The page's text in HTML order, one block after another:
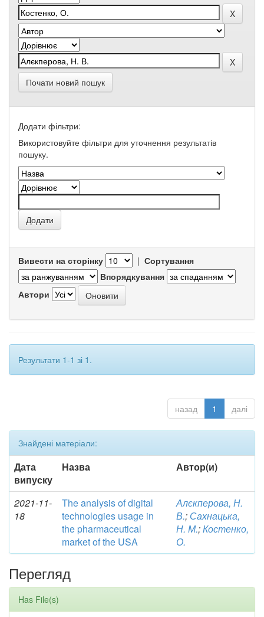
Почати новий пошук
Додати фільтри:
Використовуйте фільтри для уточнення результатів
пошуку.
Вивести на сторінку | Сортування
Впорядкування
Автори
Результати 1-1 зі 1.
назад 1 далі
Знайдені матеріали:
Дата
випуску
Назва Автор(и)
2021-11-
18
The analysis of digital
technologies usage in
the pharmaceutical
market of the USA
Алєкперова, Н.
В.; Сахнацька,
Н. М.;Костенко,
О.
Перегляд
Has File(s)